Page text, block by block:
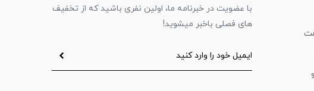
با عضویت در خبرنامه ما، اولین نفری باشید که از تخفیف
های فصلی باخبر میشوید!